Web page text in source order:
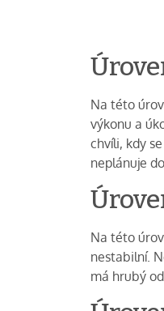
Na této
výkonu a
chvíli, kdy
neplánuje
Na této
nestabilní.
má hrubý